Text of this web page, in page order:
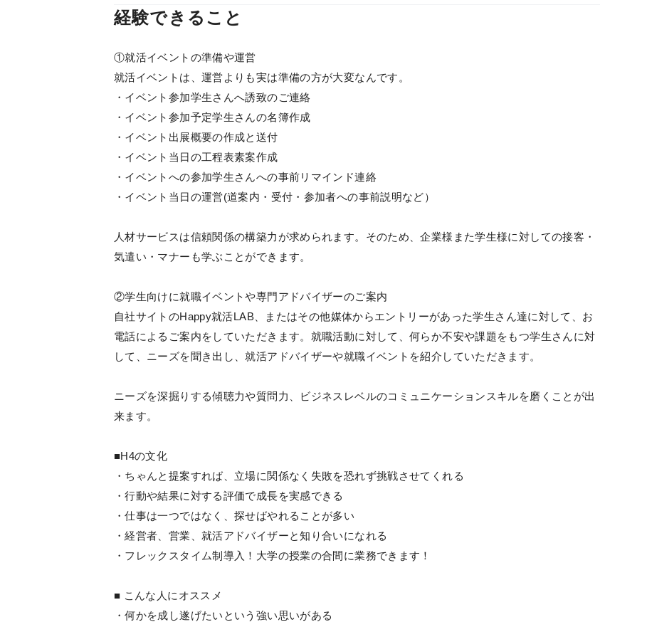
経験できること
①就活イベントの準備や運営
就活イベントは、運営よりも実は準備の方が大変なんです。
・イベント参加学生さんへ誘致のご連絡
・イベント参加予定学生さんの名簿作成
・イベント出展概要の作成と送付
・イベント当日の工程表素案作成
・イベントへの参加学生さんへの事前リマインド連絡
・イベント当日の運営(道案内・受付・参加者への事前説明など）
人材サービスは信頼関係の構築力が求められます。そのため、企業様また学生様に対しての接客・
気遣い・マナーも学ぶことができます。
②学生向けに就職イベントや専門アドバイザーのご案内
自社サイトのHappy就活LAB、またはその他媒体からエントリーがあった学生さん達に対して、お
電話によるご案内をしていただきます。就職活動に対して、何らか不安や課題をもつ学生さんに対
して、ニーズを聞き出し、就活アドバイザーや就職イベントを紹介していただきます。
ニーズを深掘りする傾聴力や質問力、ビジネスレベルのコミュニケーションスキルを磨くことが出
来ます。
■H4の文化
・ちゃんと提案すれば、立場に関係なく失敗を恐れず挑戦させてくれる
・行動や結果に対する評価で成長を実感できる
・仕事は一つではなく、探せばやれることが多い
・経営者、営業、就活アドバイザーと知り合いになれる
・フレックスタイム制導入！大学の授業の合間に業務できます！
■ こんな人にオススメ
・何かを成し遂げたいという強い思いがある